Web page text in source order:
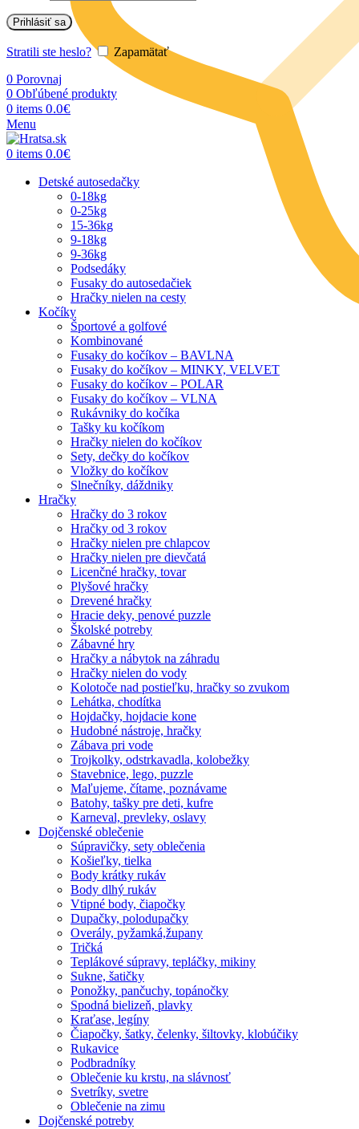
Prihlásiť sa
Stratili ste heslo?
Zapamätať
0 Porovnaj
0 Obľúbené produkty
0 items 0.0€
Menu
0 items 0.0€
Detské autosedačky
0-18kg
0-25kg
15-36kg
9-18kg
9-36kg
Podsedáky
Fusaky do autosedačiek
Hračky nielen na cesty
Kočíky
Športové a golfové
Kombinované
Fusaky do kočíkov – BAVLNA
Fusaky do kočíkov – MINKY, VELVET
Fusaky do kočíkov – POLAR
Fusaky do kočíkov – VLNA
Rukávniky do kočíka
Tašky ku kočíkom
Hračky nielen do kočíkov
Sety, dečky do kočíkov
Vložky do kočíkov
Slnečníky, dáždniky
Hračky
Hračky do 3 rokov
Hračky od 3 rokov
Hračky nielen pre chlapcov
Hračky nielen pre dievčatá
Licenčné hračky, tovar
Plyšové hračky
Drevené hračky
Hracie deky, penové puzzle
Školské potreby
Zábavné hry
Hračky a nábytok na záhradu
Hračky nielen do vody
Kolotoče nad postieľku, hračky so zvukom
Lehátka, chodítka
Hojdačky, hojdacie kone
Hudobné nástroje, hračky
Zábava pri vode
Trojkolky, odstrkavadla, kolobežky
Stavebnice, lego, puzzle
Maľujeme, čítame, poznávame
Batohy, tašky pre deti, kufre
Karneval, prevleky, oslavy
Dojčenské oblečenie
Súpravičky, sety oblečenia
Košieľky, tielka
Body krátky rukáv
Body dlhý rukáv
Vtipné body, čiapočky
Dupačky, polodupačky
Overály, pyžamká,župany
Tričká
Teplákové súpravy, tepláčky, mikiny
Sukne, šatičky
Ponožky, pančuchy, topánočky
Spodná bielizeň, plavky
Kraťase, legíny
Čiapočky, šatky, čelenky, šiltovky, klobúčiky
Rukavice
Podbradníky
Oblečenie ku krstu, na slávnosť
Svetríky, svetre
Oblečenie na zimu
Dojčenské potreby